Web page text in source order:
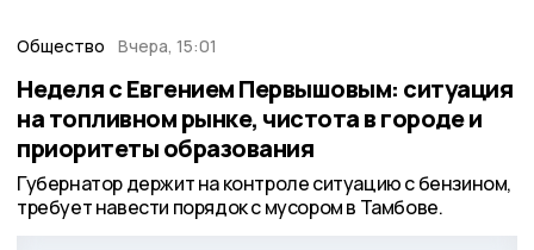
Общество Вчера, 15:01
Неделя с Евгением Первышовым: ситуация
на топливном рынке, чистота в городе и
приоритеты образования
Губернатор держит на контроле ситуацию с бензином,
требует навести порядок с мусором в Тамбове.